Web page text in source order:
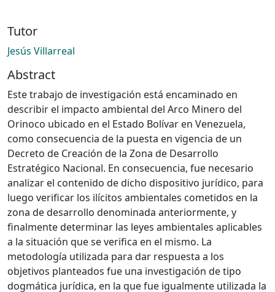
Tutor
Jesús Villarreal
Abstract
Este trabajo de investigación está encaminado en
describir el impacto ambiental del Arco Minero del
Orinoco ubicado en el Estado Bolívar en Venezuela,
como consecuencia de la puesta en vigencia de un
Decreto de Creación de la Zona de Desarrollo
Estratégico Nacional. En consecuencia, fue necesario
analizar el contenido de dicho dispositivo jurídico, para
luego verificar los ilícitos ambientales cometidos en la
zona de desarrollo denominada anteriormente, y
finalmente determinar las leyes ambientales aplicables
a la situación que se verifica en el mismo. La
metodología utilizada para dar respuesta a los
objetivos planteados fue una investigación de tipo
dogmática jurídica, en la que fue igualmente utilizada la